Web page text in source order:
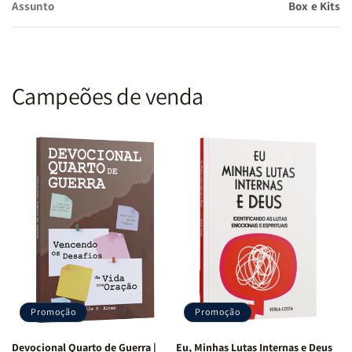
Experimentar renovação espiritual
, tornando sua vida
e firmes que não sabes." ? Jeremias 33:3
Se você deseja viver uma fé inabalável e experimentar o poder da
oração como nunca antes, este kit é para você. Adquira agora e
inicie essa jornada de transformação!
Assunto Box e Kits
Campeões de venda
Promoção
Devocional Quarto de Guerra |
Promoção
Eu, Minhas Lutas Internas e Deus